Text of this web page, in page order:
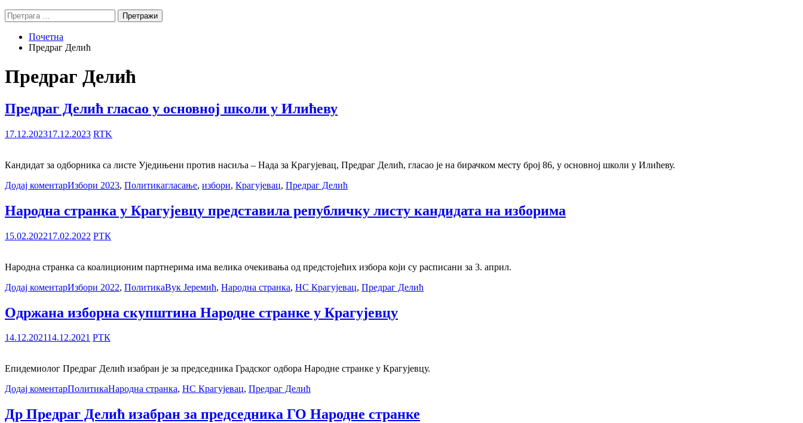
Претрага
за:
Почетна
Предраг Делић
Предраг Делић
Предраг Делић гласао у основној школи у Илићеву
17.12.202317.12.2023 RTK
Кандидат за одборника са листе Уједињени против насиља – Нада за Крагујевац, Предраг Делић, гласао је на бирачком месту број 86, у основној школи у Илићеву.
Додај коментарИзбори 2023, Политикагласање, избори, Крагујевац, Предраг Делић
Народна странка у Крагујевцу представила републичку листу кандидата на изборима
15.02.202217.02.2022 РТК
Народна странка са коалиционим партнерима има велика очекивања од предстојећих избора који су расписани за 3. април.
Додај коментарИзбори 2022, ПолитикаВук Јеремић, Народна странка, НС Крагујевац, Предраг Делић
Одржана изборна скупштина Народне странке у Крагујевцу
14.12.202114.12.2021 РТК
Епидемиолог Предраг Делић изабран је за председника Градског одбора Народне странке у Крагујевцу.
Додај коментарПолитикаНародна странка, НС Крагујевац, Предраг Делић
Др Предраг Делић изабран за председника ГО Народне странке